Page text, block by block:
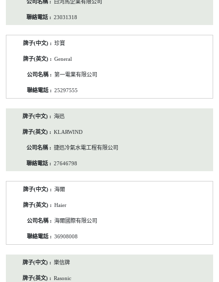
白河馬企業有限公司
23031318
珍寶
General
第一電業有限公司
25297555
海迅
KLARWIND
捷迅冷氣水電工程有限公司
27646798
海爾
Haier
海爾國際有限公司
36908008
樂信牌
Rasonic